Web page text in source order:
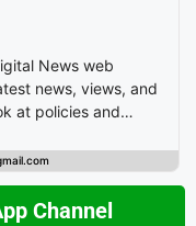
News web
news, views, and
at policies and
of people.
Channel